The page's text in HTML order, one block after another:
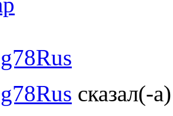
сказал(-